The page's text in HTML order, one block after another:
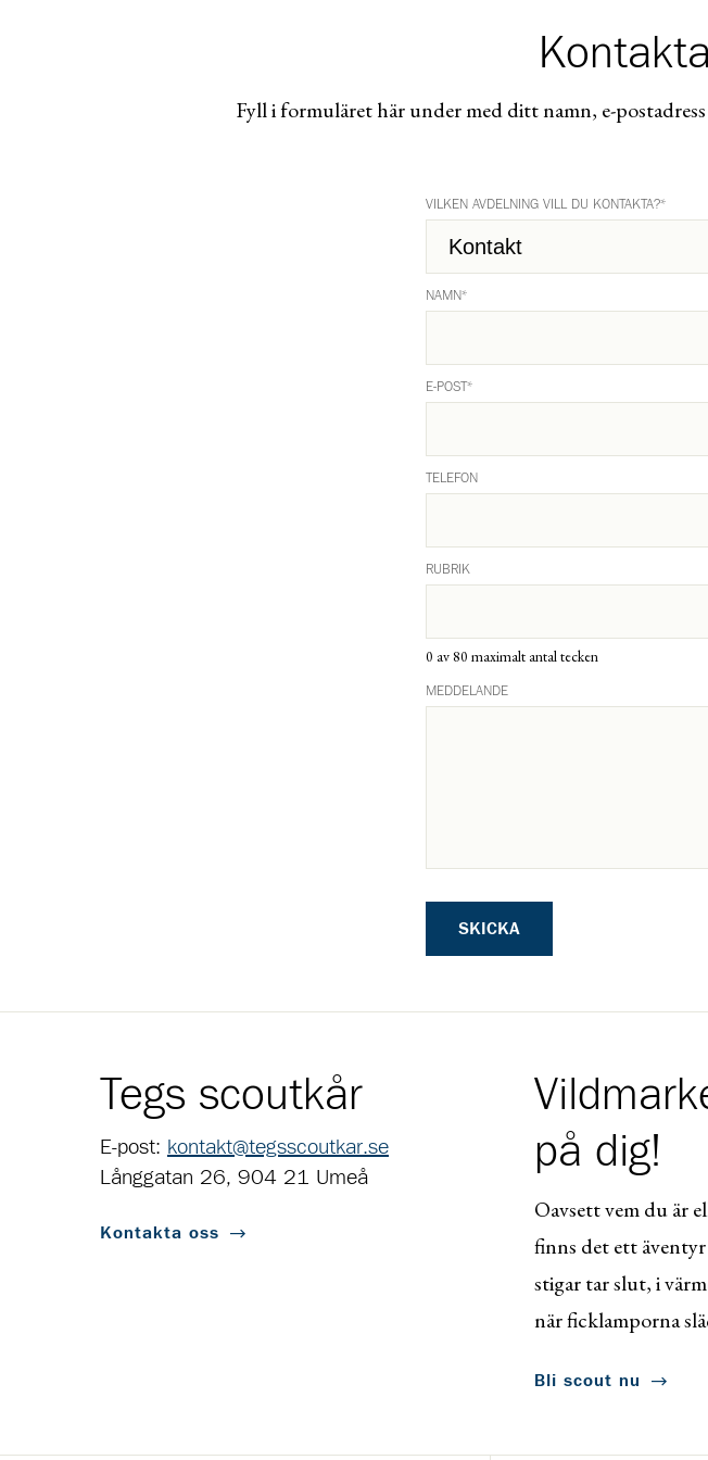
Fyll i formuläret här under med ditt namn, e-
VILKEN AVDELNING VILL DU KONTAKTA?*
NAMN*
E-POST *
TELEFON
RUBRIK
0 av 80 maximalt antal tecken
MEDDELANDE
SKICKA
Tegs scoutkår
E-post: kontakt@tegsscoutkar.se
Långgatan 26, 904 21 Umeå
Kontakta oss
på dig!
Oavsett vem du är
finns det ett
stigar tar slut, i
när ficklamporna
Bli scout nu